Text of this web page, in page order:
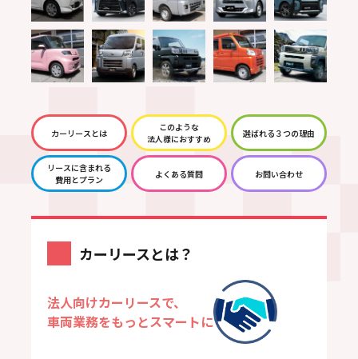
カーリースとは
このような
法人様におすすめ
選ばれる３つの理由
リースに含まれる
費用とプラン
よくある質問 お問い合わせ
カーリースとは？
法人向けカーリースで、
車両業務をもっとスマートに